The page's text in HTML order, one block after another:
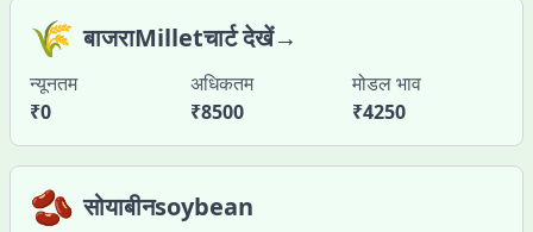
🌾 बाजराMilletचार्ट देखें→
न्यूनतम
₹0
अधिकतम
₹8500
मोडल भाव
₹4250
🫘 सोयाबीनsoybean